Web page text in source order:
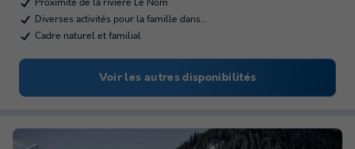
Proximité de la rivière Le Nom
Diverses activités pour la famille dans…
Cadre naturel et familial
Voir les autres disponibilités